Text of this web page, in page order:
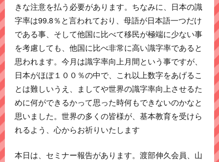
きな注意を払う必要があります。ちなみに、日本の識
字率は99.8％と言われており、母語が日本語一つだけ
である事、そして他国に比べて移民が極端に少ない事
を考慮しても、他国に比べ非常に高い識字率であると
思われます。今月は識字率向上月間という事ですが、
日本がほぼ１００％の中で、これ以上数字をあげるこ
とは難しいうえ、ましてや世界の識字率向上させるた
めに何ができるかって思った時何もできないのかなと
思いました。世界の多くの皆様が、基本教育を受けら
れるよう、心からお祈りいたします
本日は、セミナー報告があります。渡部伸久会員、山